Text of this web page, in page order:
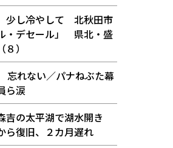
少し冷やして 北秋田市
・デセール」 県北・盛
）
れない／パナねぶた幕
ら涙
吉の太平湖で湖水開き
ら復旧、２カ月遅れ